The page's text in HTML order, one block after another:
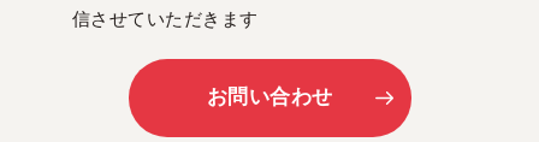
信させていただきます
お問い合わせ